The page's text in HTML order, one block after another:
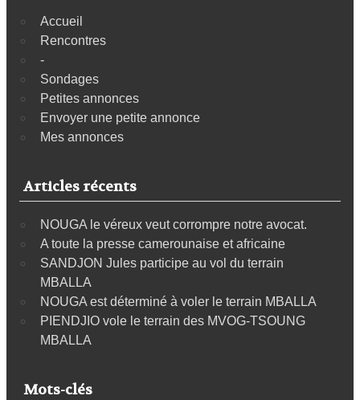
Accueil
Rencontres
-
Sondages
Petites annonces
Envoyer une petite annonce
Mes annonces
Articles récents
NOUGA le véreux veut corrompre notre avocat.
A toute la presse camerounaise et africaine
SANDJON Jules participe au vol du terrain
MBALLA
NOUGA est déterminé à voler le terrain MBALLA
PIENDJIO vole le terrain des MVOG-TSOUNG
MBALLA
Mots-clés